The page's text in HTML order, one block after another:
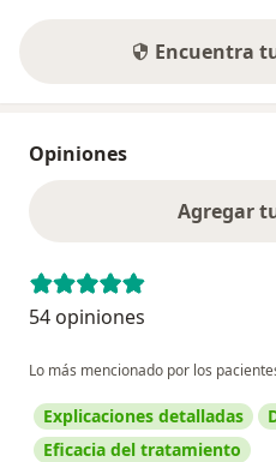
Encuentra
Opiniones
Agregar
54 opiniones
Lo más mencionado por los
Explicaciones detalladas
Eficacia del tratamiento